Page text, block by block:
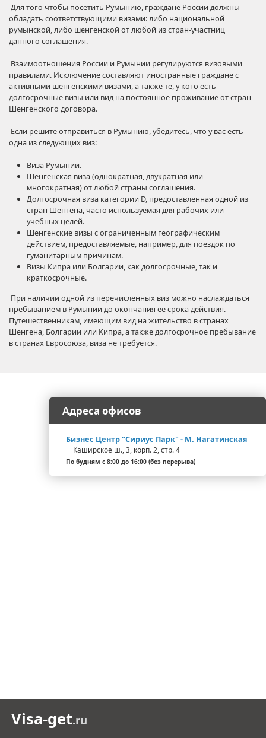
Для того чтобы посетить Румынию, граждане России должны
обладать соответствующими визами: либо национальной
румынской, либо шенгенской от любой из стран-участниц
данного соглашения.
Взаимоотношения России и Румынии регулируются визовыми
правилами. Исключение составляют иностранные граждане с
активными шенгенскими визами, а также те, у кого есть
долгосрочные визы или вид на постоянное проживание от стран
Шенгенского договора.
Если решите отправиться в Румынию, убедитесь, что у вас есть
одна из следующих виз:
Виза Румынии.
Шенгенская виза (однократная, двукратная или
многократная) от любой страны соглашения.
Долгосрочная виза категории D, предоставленная одной из
стран Шенгена, часто используемая для рабочих или
учебных целей.
Шенгенские визы с ограниченным географическим
действием, предоставляемые, например, для поездок по
гуманитарным причинам.
Визы Кипра или Болгарии, как долгосрочные, так и
краткосрочные.
При наличии одной из перечисленных виз можно наслаждаться
пребыванием в Румынии до окончания ее срока действия.
Путешественникам, имеющим вид на жительство в странах
Шенгена, Болгарии или Кипра, а также долгосрочное пребывание
в странах Евросоюза, виза не требуется.
Адреса офисов
Бизнес Центр "Сириус Парк" - М. Нагатинская
Каширское ш., 3, корп. 2, стр. 4
По будням с 8:00 до 16:00 (без перерыва)
Visa-get.ru